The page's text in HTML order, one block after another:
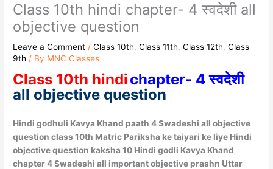
Class 10th hindi chapter- 4 स्वदेशी all
objective question
Leave a Comment /Class 10th,Class 11th,Class 12th,Class
9th / By MNC Classes
Class 10th hindichapter- 4 स्वदेशी
all objective question
Hindi godhuli Kavya Khand paath 4 Swadeshi all objective
question class 10th Matric Pariksha ke taiyari ke liye Hindi
objective question kaksha 10 Hindi godli Kavya Khand
chapter 4 Swadeshi all important objective prashn Uttar